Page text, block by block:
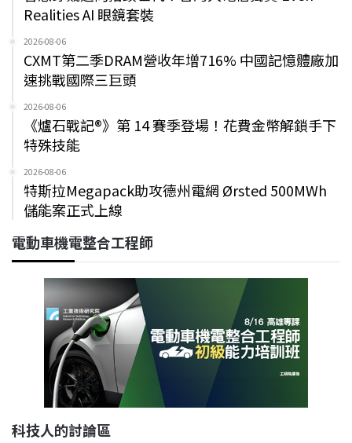
Realities AI 眼鏡套裝
2026-08-06
CXMT第二季DRAM營收年增716% 中國記憶體廠加
速挑戰國際三巨頭
2026-08-06
《爐石戰記®》第 14 賽季登場！花費金幣解鎖手下
特殊技能
2026-08-06
特斯拉Megapack助攻德州電網 Ørsted 500MWh
儲能案正式上線
電動車機電整合工程師
科技人的討論區